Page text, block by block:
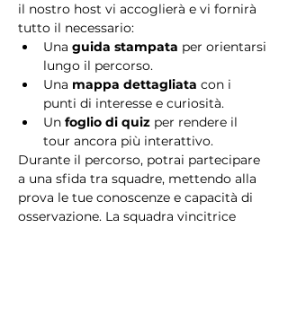
il nostro host vi accoglierà e vi fornirà
tutto il necessario:
Una guida stampata per orientarsi
lungo il percorso.
Una mappa dettagliata con i
punti di interesse e curiosità.
Un foglio di quiz per rendere il
tour ancora più interattivo.
Durante il percorso, potrai partecipare
a una sfida tra squadre, mettendo alla
prova le tue conoscenze e capacità di
osservazione. La squadra vincitrice